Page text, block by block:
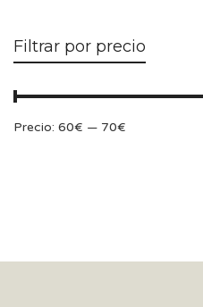
Filtrar por precio
Precio: 60€ — 70€